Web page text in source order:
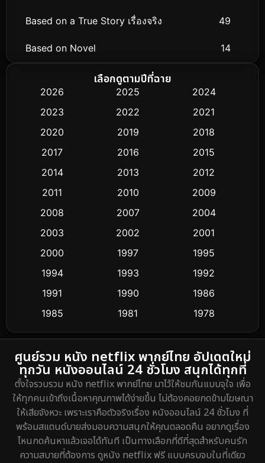
Based on a True Story เรื่องจริง 49
Based on Novel 14
Biography ชีวิตจริง
Classic หนังคลาสสิก
Comedy ตลก 379
Conspiracy
Crime อาชญากรรม 289
Culture
Dance เต้น
Detective สืบสวน 5
Detective สืบสวน 40
Disaster 4
Disney+ 20
เลือกดูตามปีที่ฉาย
2026 2025
2024
2023
2022
2021
2020
2019
2018
2017
2016
2015
2014
2013
2012
2011
2010
2009
2008
2007
2004
2003
2002
2001
2000
1997
1995
1994
1993
1992
1991
1990
1986
1985
1981
1978
1974
ศูนย์รวม หนัง netflix พากย์ไทย อัปเดตใหม่
ทุกวัน หนังออนไลน์ 24 ชั่วโมง สนุกได้ทุกที่
ตั้งใจรวบรวม หนัง netflix พากย์ไทย มาไว้ให้ชมกันแบบจุใจ เพื่อ
ให้ทุกคนเข้าถึงเนื้อหาคุณภาพได้ง่ายขึ้น ไม่ต้องคอยกดข้ามโฆษณา
ให้เสียจังหวะ เพราะเราคือตัวจริงเรื่อง หนังออนไลน์ 24 ชั่วโมง ที่
พร้อมสแตนด์บายส่งมอบความสนุกให้คุณตลอดคืน อยากดูเรื่อง
ไหนกดค้นหาแล้วเจอได้ทันที เป็นทางเลือกที่ดีที่สุดสำหรับคนรัก
ความสบายที่ต้องการ ดูหนัง netflix ฟรี แบบครบจบในที่เดียว